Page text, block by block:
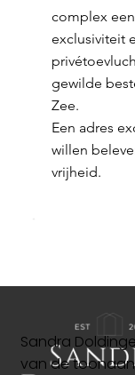
complex
exclusiviteit
gewilde
Zee.
Een adres
willen
vrijheid.
Sandra
van de